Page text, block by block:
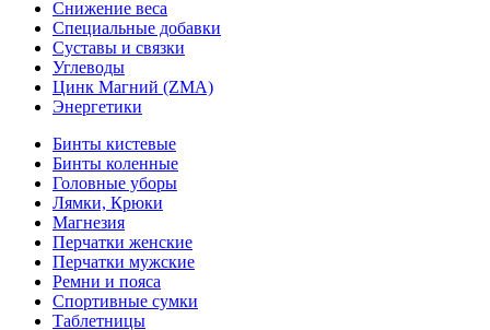
Снижение веса
Специальные добавки
Суставы и связки
Углеводы
Цинк Магний (ZMA)
Энергетики
Бинты кистевые
Бинты коленные
Головные уборы
Лямки, Крюки
Магнезия
Перчатки женские
Перчатки мужские
Ремни и пояса
Спортивные сумки
Таблетницы